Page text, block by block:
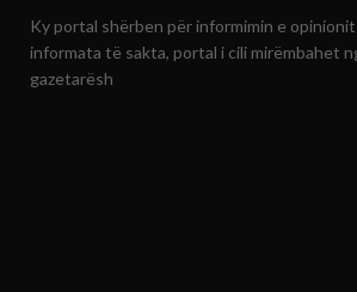
Ky portal shërben për informimin e
informata të sakta, portal i cili mirëmbahet
gazetarësh